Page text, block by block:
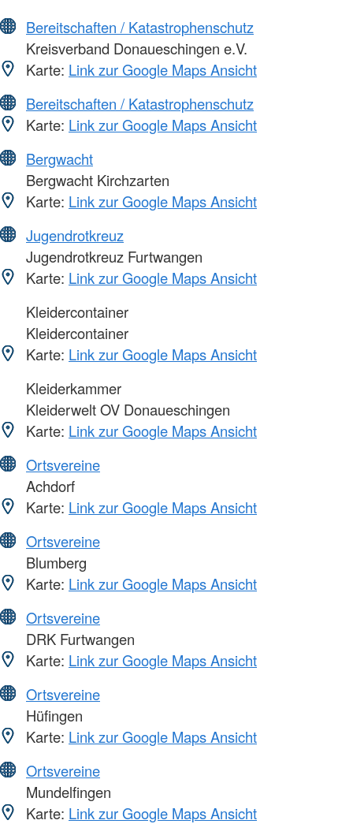
Bereitschaften / Katastrophenschutz
Kreisverband Donaueschingen e.V.
Karte: Link zur Google Maps Ansicht
Bereitschaften / Katastrophenschutz
Karte: Link zur Google Maps Ansicht
Bergwacht
Bergwacht Kirchzarten
Karte: Link zur Google Maps Ansicht
Jugendrotkreuz
Jugendrotkreuz Furtwangen
Karte: Link zur Google Maps Ansicht
Kleidercontainer
Kleidercontainer
Karte: Link zur Google Maps Ansicht
Kleiderkammer
Kleiderwelt OV Donaueschingen
Karte: Link zur Google Maps Ansicht
Ortsvereine
Achdorf
Karte: Link zur Google Maps Ansicht
Ortsvereine
Blumberg
Karte: Link zur Google Maps Ansicht
Ortsvereine
DRK Furtwangen
Karte: Link zur Google Maps Ansicht
Ortsvereine
Hüfingen
Karte: Link zur Google Maps Ansicht
Ortsvereine
Mundelfingen
Karte: Link zur Google Maps Ansicht